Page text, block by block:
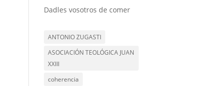
Dadles vosotros de comer
ANTONIO ZUGASTI
ASOCIACIÓN TEOLÓGICA JUAN
XXIII
coherencia